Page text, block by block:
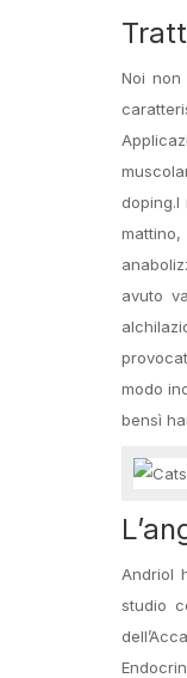
Noi non
avuto
modo
bensì
Andriol
studio